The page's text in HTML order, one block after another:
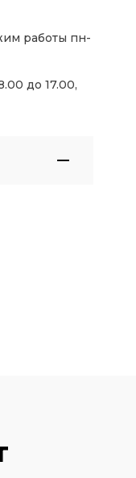
работы пн-
до 17.00,